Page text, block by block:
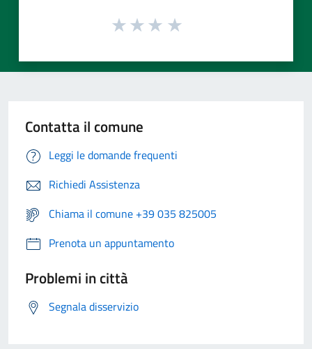
Contatta il comune
Leggi le domande frequenti
Richiedi Assistenza
Chiama il comune +39 035 825005
Prenota un appuntamento
Problemi in città
Segnala disservizio